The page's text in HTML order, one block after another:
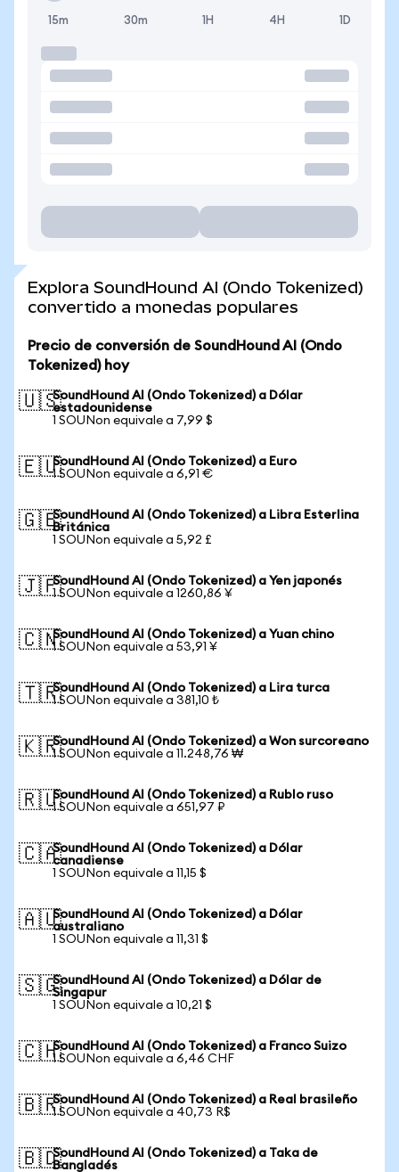
15m 30m 1H 4H 1D
Explora SoundHound AI (Ondo Tokenized)
convertido a monedas populares
Precio de conversión de SoundHound AI (Ondo
Tokenized) hoy
🇺🇸SoundHound AI (Ondo Tokenized) a Dólar
estadounidense
1 SOUNon equivale a 7,99 $
🇪🇺SoundHound AI (Ondo Tokenized) a Euro
1 SOUNon equivale a 6,91 €
🇬🇧SoundHound AI (Ondo Tokenized) a Libra Esterlina
Británica
1 SOUNon equivale a 5,92 £
🇯🇵SoundHound AI (Ondo Tokenized) a Yen japonés
1 SOUNon equivale a 1260,86 ¥
🇨🇳SoundHound AI (Ondo Tokenized) a Yuan chino
1 SOUNon equivale a 53,91 ¥
🇹🇷SoundHound AI (Ondo Tokenized) a Lira turca
1 SOUNon equivale a 381,10 ₺
🇰🇷SoundHound AI (Ondo Tokenized) a Won surcoreano
1 SOUNon equivale a 11.248,76 ₩
🇷🇺SoundHound AI (Ondo Tokenized) a Rublo ruso
1 SOUNon equivale a 651,97 ₽
🇨🇦SoundHound AI (Ondo Tokenized) a Dólar
canadiense
1 SOUNon equivale a 11,15 $
🇦🇺SoundHound AI (Ondo Tokenized) a Dólar
australiano
1 SOUNon equivale a 11,31 $
🇸🇬SoundHound AI (Ondo Tokenized) a Dólar de
Singapur
1 SOUNon equivale a 10,21 $
🇨🇭SoundHound AI (Ondo Tokenized) a Franco Suizo
1 SOUNon equivale a 6,46 CHF
🇧🇷SoundHound AI (Ondo Tokenized) a Real brasileño
1 SOUNon equivale a 40,73 R$
🇧🇩SoundHound AI (Ondo Tokenized) a Taka de
Bangladés